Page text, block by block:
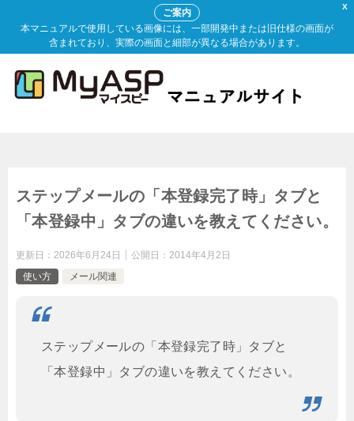
X
ご案内
本マニュアルで使用している画像には、一部開発中または旧仕様の画面が
含まれており、実際の画面と細部が異なる場合があります。
ステップメールの「本登録完了時」タブと
「本登録中」タブの違いを教えてください。
更新日： 2026年6月24日 公開日： 2014年4月2日
使い方
メール関連
ステップメールの「本登録完了時」タブと
「本登録中」タブの違いを教えてください。